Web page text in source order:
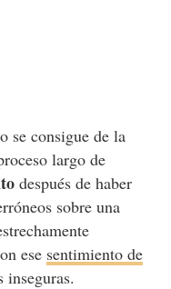
se consigue de la
largo de
después de haber
sobre una
ese sentimiento de
inseguras.